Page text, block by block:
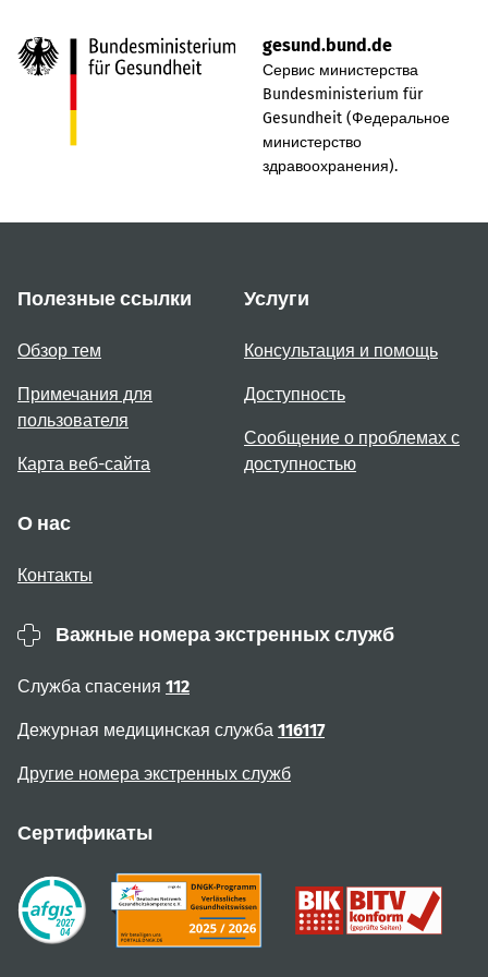
gesund.bund.de
Сервис министерства
Bundesministerium für
Gesundheit (Федеральное
министерство
здравоохранения).
Полезные ссылки
Обзор тем
Примечания для
пользователя
Карта веб-сайта
Услуги
Консультация и помощь
Доступность
Сообщение о проблемах с
доступностью
О нас
Контакты
Важные номера экстренных служб
Служба спасения 112
Дежурная медицинская служба 116117
Другие номера экстренных служб
Сертификаты